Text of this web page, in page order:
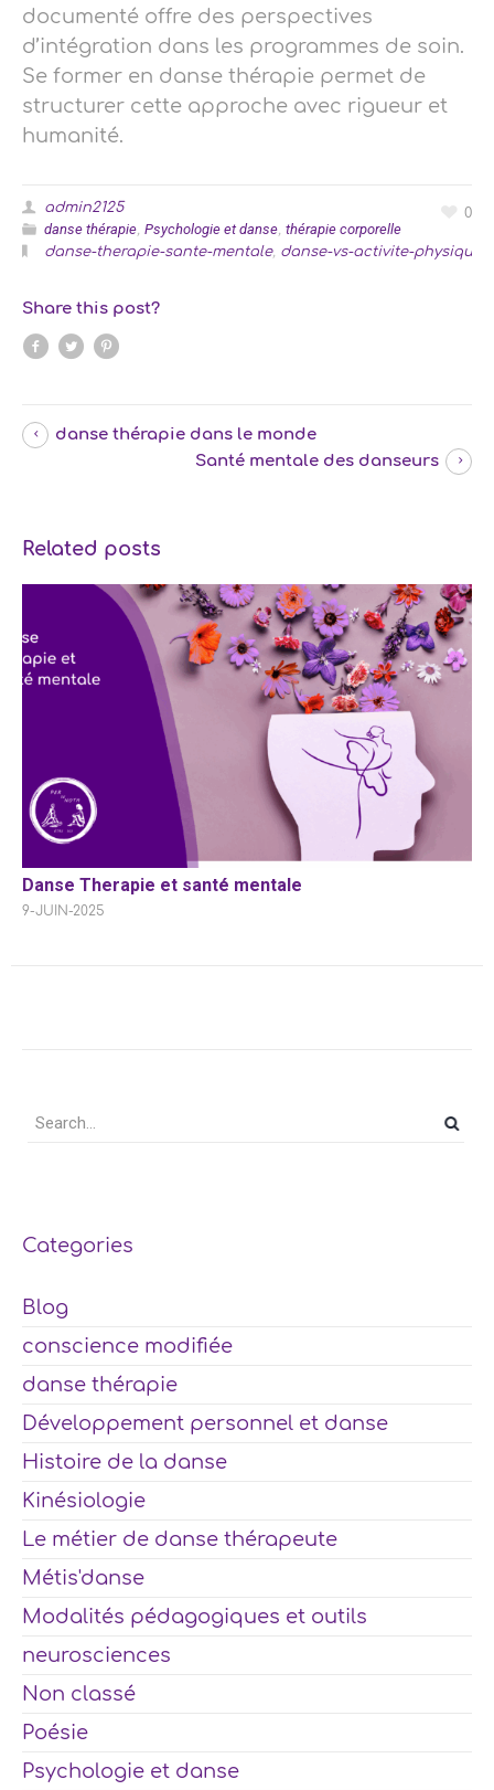
documenté offre des perspectives
d’intégration dans les programmes de soin.
Se former en danse thérapie permet de
structurer cette approche avec rigueur et
humanité.
0
admin2125
danse thérapie, Psychologie et danse, thérapie corporelle
danse-therapie-sante-mentale, danse-vs-activite-physique-
Share this post?
danse thérapie dans le monde
Santé mentale des danseurs
Related posts
Danse Therapie et santé mentale
9-JUIN-2025
Categories
Blog
conscience modifiée
danse thérapie
Développement personnel et danse
Histoire de la danse
Kinésiologie
Le métier de danse thérapeute
Métis'danse
Modalités pédagogiques et outils
neurosciences
Non classé
Poésie
Psychologie et danse